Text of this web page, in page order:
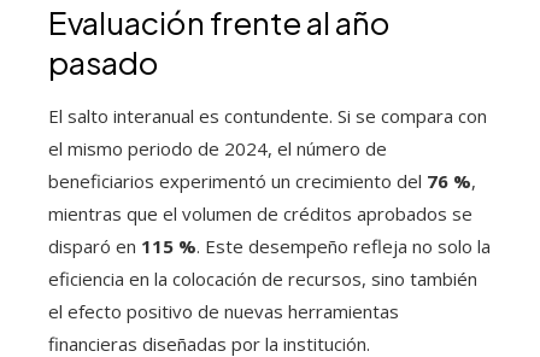
Evaluación frente al año
pasado
El salto interanual es contundente. Si se compara con
el mismo periodo de 2024, el número de
beneficiarios experimentó un crecimiento del 76 %,
mientras que el volumen de créditos aprobados se
disparó en 115 %. Este desempeño refleja no solo la
eficiencia en la colocación de recursos, sino también
el efecto positivo de nuevas herramientas
financieras diseñadas por la institución.